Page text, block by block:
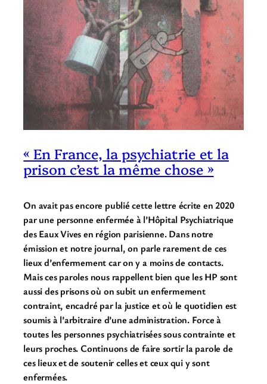
« En France, la psychiatrie et la
prison c’est la même chose »
On avait pas encore publié cette lettre écrite en 2020
par une personne enfermée à l’Hôpital Psychiatrique
des Eaux Vives en région parisienne. Dans notre
émission et notre journal, on parle rarement de ces
lieux d’enfermement car on y a moins de contacts.
Mais ces paroles nous rappellent bien que les HP sont
aussi des prisons où on subit un enfermement
contraint, encadré par la justice et où le quotidien est
soumis à l’arbitraire d’une administration. Force à
toutes les personnes psychiatrisées sous contrainte et
leurs proches. Continuons de faire sortir la parole de
ces lieux et de soutenir celles et ceux qui y sont
enfermées.